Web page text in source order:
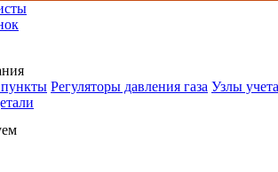
пункты Регуляторы давления газа Узлы